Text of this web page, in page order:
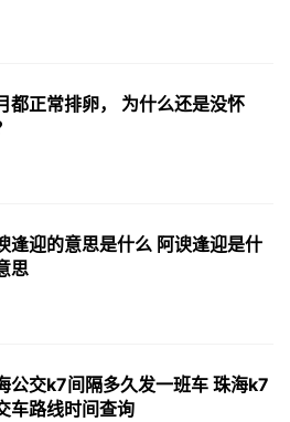
都正常排卵， 为什么还是没怀
逢迎的意思是什么 阿谀逢迎是什
思
公交k7间隔多久发一班车 珠海k7
车路线时间查询